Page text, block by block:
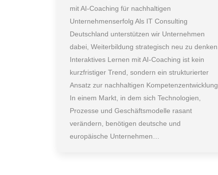
mit AI-Coaching für nachhaltigen
Unternehmenserfolg Als IT Consulting
Deutschland unterstützen wir Unternehmen
dabei, Weiterbildung strategisch neu zu denken.
Interaktives Lernen mit AI-Coaching ist kein
kurzfristiger Trend, sondern ein strukturierter
Ansatz zur nachhaltigen Kompetenzentwicklung.
In einem Markt, in dem sich Technologien,
Prozesse und Geschäftsmodelle rasant
verändern, benötigen deutsche und
europäische Unternehmen…